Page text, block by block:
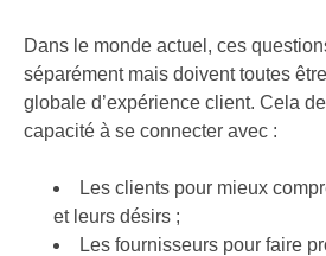
Dans le monde actuel, ces
séparément mais doivent toutes
globale d’expérience client. Cela
capacité à se connecter avec :
Les clients pour mieux
et leurs désirs ;
Les fournisseurs pour faire